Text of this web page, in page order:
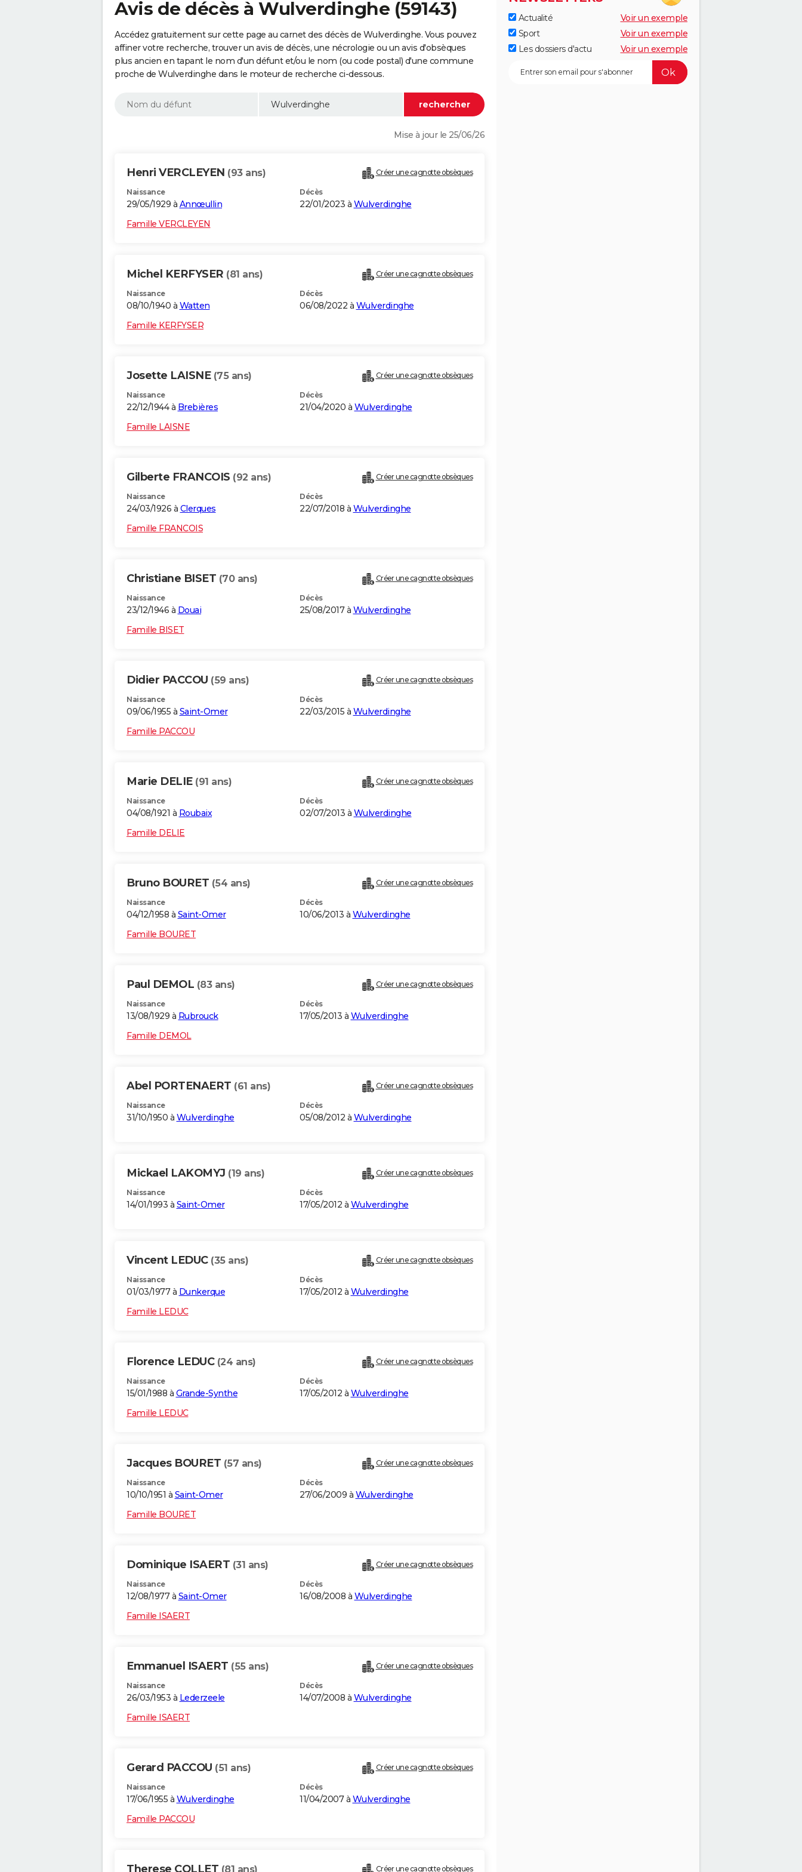
Avis de décès à Wulverdinghe (59143)
Accédez gratuitement sur cette page au carnet des décès de Wulverdinghe. Vous pouvez
affiner votre recherche, trouver un avis de décès, une nécrologie ou un avis d'obsèques
plus ancien en tapant le nom d'un défunt et/ou le nom (ou code postal) d'une commune
proche de Wulverdinghe dans le moteur de recherche ci-dessous.
Mise à jour le 25/06/26
Henri VERCLEYEN (93 ans) Créer une cagnotte obsèques
Naissance
29/05/1929 à Annœullin
Décès
22/01/2023 à Wulverdinghe
Famille VERCLEYEN
Michel KERFYSER (81 ans) Créer une cagnotte obsèques
Naissance
08/10/1940 à Watten
Décès
06/08/2022 à Wulverdinghe
Famille KERFYSER
Josette LAISNE (75 ans) Créer une cagnotte obsèques
Naissance
22/12/1944 à Brebières
Décès
21/04/2020 à Wulverdinghe
Famille LAISNE
Gilberte FRANCOIS (92 ans) Créer une cagnotte obsèques
Naissance
24/03/1926 à Clerques
Décès
22/07/2018 à Wulverdinghe
Famille FRANCOIS
Christiane BISET (70 ans) Créer une cagnotte obsèques
Naissance
23/12/1946 à Douai
Décès
25/08/2017 à Wulverdinghe
Famille BISET
Didier PACCOU (59 ans) Créer une cagnotte obsèques
Naissance
09/06/1955 à Saint-Omer
Décès
22/03/2015 à Wulverdinghe
Famille PACCOU
Marie DELIE (91 ans) Créer une cagnotte obsèques
Naissance
04/08/1921 à Roubaix
Décès
02/07/2013 à Wulverdinghe
Famille DELIE
Bruno BOURET (54 ans) Créer une cagnotte obsèques
Naissance
04/12/1958 à Saint-Omer
Décès
10/06/2013 à Wulverdinghe
Famille BOURET
Paul DEMOL (83 ans) Créer une cagnotte obsèques
Naissance
13/08/1929 à Rubrouck
Décès
17/05/2013 à Wulverdinghe
Famille DEMOL
Abel PORTENAERT (61 ans) Créer une cagnotte obsèques
Naissance
31/10/1950 à Wulverdinghe
Décès
05/08/2012 à Wulverdinghe
Mickael LAKOMYJ (19 ans) Créer une cagnotte obsèques
Naissance
14/01/1993 à Saint-Omer
Décès
17/05/2012 à Wulverdinghe
Vincent LEDUC (35 ans) Créer une cagnotte obsèques
Naissance
01/03/1977 à Dunkerque
Décès
17/05/2012 à Wulverdinghe
Famille LEDUC
Florence LEDUC (24 ans) Créer une cagnotte obsèques
Naissance
15/01/1988 à Grande-Synthe
Décès
17/05/2012 à Wulverdinghe
Famille LEDUC
Jacques BOURET (57 ans) Créer une cagnotte obsèques
Naissance
10/10/1951 à Saint-Omer
Décès
27/06/2009 à Wulverdinghe
Famille BOURET
Dominique ISAERT (31 ans) Créer une cagnotte obsèques
Naissance
12/08/1977 à Saint-Omer
Décès
16/08/2008 à Wulverdinghe
Famille ISAERT
Emmanuel ISAERT (55 ans) Créer une cagnotte obsèques
Naissance
26/03/1953 à Lederzeele
Décès
14/07/2008 à Wulverdinghe
Famille ISAERT
Gerard PACCOU (51 ans) Créer une cagnotte obsèques
Naissance
17/06/1955 à Wulverdinghe
Décès
11/04/2007 à Wulverdinghe
Famille PACCOU
Therese COLLET (81 ans) Créer une cagnotte obsèques
Actualité
Voir un exemple
Sport
Voir un exemple
Les dossiers d'actu
Voir un exemple